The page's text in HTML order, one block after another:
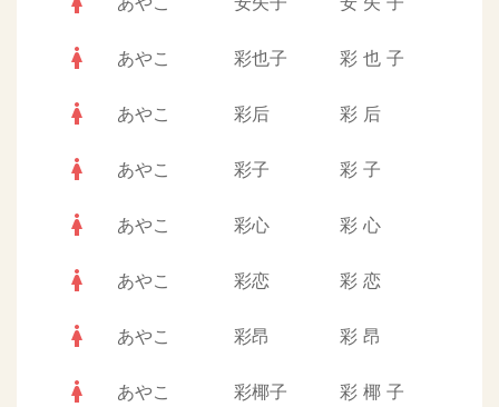
woman あやこ 彩也子 彩 也 子
woman あやこ 彩后 彩 后
woman あやこ 彩子 彩 子
woman あやこ 彩心 彩 心
woman あやこ 彩恋 彩 恋
woman あやこ 彩昂 彩 昂
woman あやこ 彩椰子 彩 椰 子